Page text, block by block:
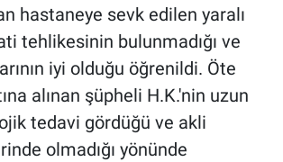
hastaneye sevk edilen yaralı
tehlikesinin bulunmadığı ve
iyi olduğu öğrenildi. Öte
alınan şüpheli H.K.'nin uzun
tedavi gördüğü ve akli
olmadığı yönünde